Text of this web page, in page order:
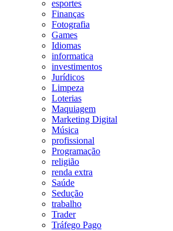
esportes
Finanças
Fotografia
Games
Idiomas
informatica
investimentos
Jurídicos
Limpeza
Loterias
Maquiagem
Marketing Digital
Música
profissional
Programação
religião
renda extra
Saúde
Sedução
trabalho
Trader
Tráfego Pago